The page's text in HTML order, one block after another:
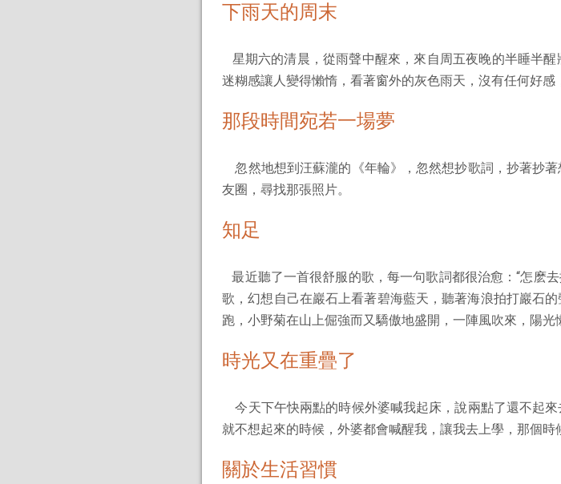
下雨天的周末
星期六的清晨，從雨聲中醒來，來自周五夜晚的半睡半
迷糊感讓人變得懶惰，看著窗外的灰色雨天，沒有任何好感
那段時間宛若一場夢
忽然地想到汪蘇瀧的《年輪》，忽然想抄歌詞，抄著抄
友圈，尋找那張照片。
知足
最近聽了一首很舒服的歌，每一句歌詞都很治愈：“怎麽
歌，幻想自己在巖石上看著碧海藍天，聽著海浪拍打巖石
跑，小野菊在山上倔強而又驕傲地盛開，一陣風吹來，陽光
時光又在重疊了
今天下午快兩點的時候外婆喊我起床，說兩點了還不起
就不想起來的時候，外婆都會喊醒我，讓我去上學，那個時
關於生活習慣